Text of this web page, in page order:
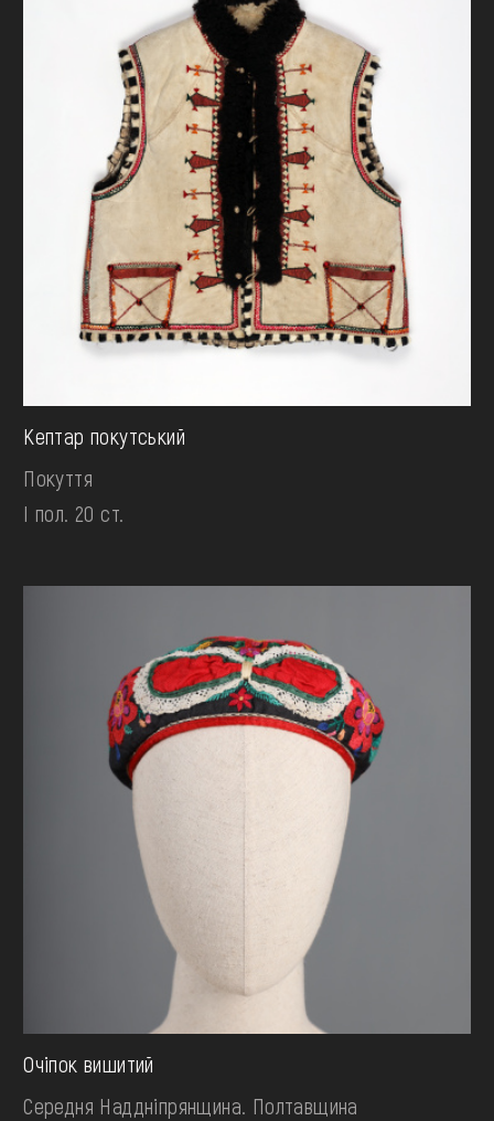
Кептар покутський
Покуття
І пол. 20 ст.
Очіпок вишитий
Середня Наддніпрянщина. Полтавщина